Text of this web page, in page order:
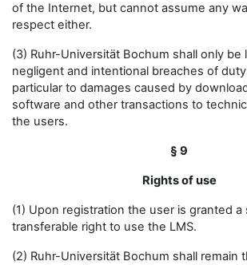
of the Internet, but cannot assume any
respect either.
(3) Ruhr-Universität Bochum shall only be
negligent and intentional breaches of
particular to damages caused by
software and other transactions to
the users.
§ 9
Rights of use
(1) Upon registration the user is granted a
transferable right to use the LMS.
(2) Ruhr-Universität Bochum shall remain